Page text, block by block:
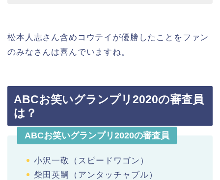
松本人志さん含めコウテイが優勝したことをファン
のみなさんは喜んでいますね。
ABCお笑いグランプリ2020の審査員
は？
ABCお笑いグランプリ2020の審査員
小沢一敬（スピードワゴン）
柴田英嗣（アンタッチャブル）